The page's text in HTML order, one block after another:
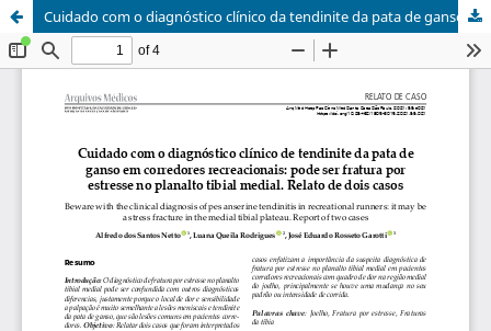
Cuidado com o diagnóstico clínico da tendinite da pata de ganso em corredores recreacionais: pode ser fratura por estresse no planalto tibial medial. Relato de dois casos / Beware with the clinical diagnosis of pes anserine tendinitis in recreational runners: it may be a stress fracture in the medial tibial plateau. Report of two cases